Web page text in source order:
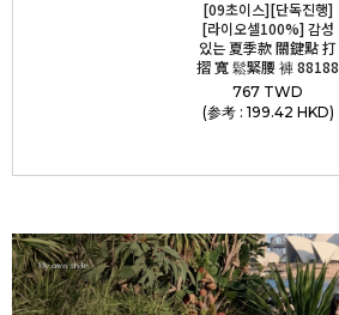
[09초이스][단독진행]
[라이오셀100%] 감성
있는 夏季款 關鍵點 打
摺 寬 鬆緊腰 褲 88188
767 TWD
(参考 : 199.42 HKD)